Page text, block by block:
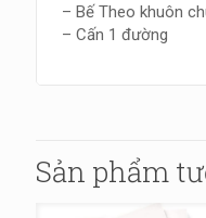
– Bế Theo khuôn
– Cấn 1 đường
Sản phẩm